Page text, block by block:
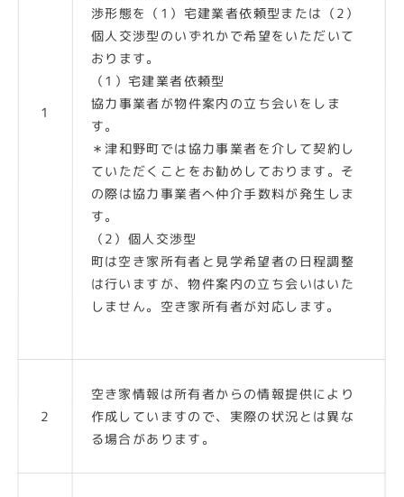
1
渉形態を（1）宅建業者依頼型または（2）
個人交渉型のいずれかで希望をいただいて
おります。
（1）宅建業者依頼型
協力事業者が物件案内の立ち会いをしま
す。
＊津和野町では協力事業者を介して契約し
ていただくことをお勧めしております。そ
の際は協力事業者へ仲介手数料が発生しま
す。
（2）個人交渉型
町は空き家所有者と見学希望者の日程調整
は行いますが、物件案内の立ち会いはいた
しません。空き家所有者が対応します。
2
空き家情報は所有者からの情報提供により
作成していますので、実際の状況とは異な
る場合があります。